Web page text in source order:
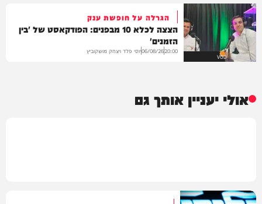
VOD
הגרלה על חופשת ענק
הצצה לכלא 10 מבפנים: הפודקאסט של 'בין
הזמנים'
20:00
06/08/26יוסי פלד ויצחק מושקוביץ
אולי יעניין אותך גם